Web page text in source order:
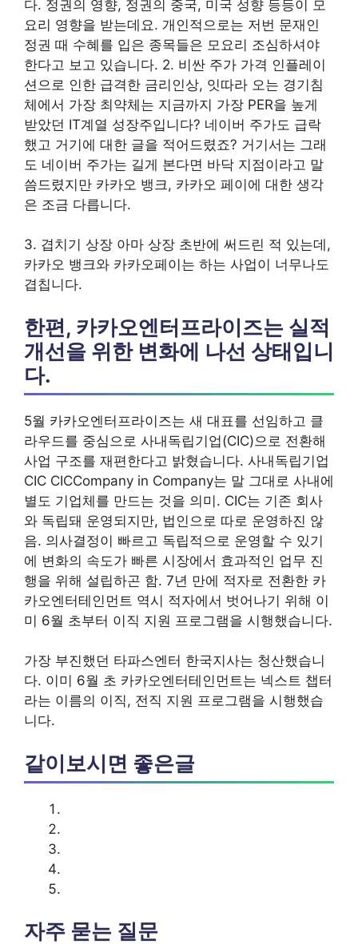
다. 정권의 영향, 정권의 중국, 미국 성향 등등이 모
요리 영향을 받는데요. 개인적으로는 저번 문재인
정권 때 수혜를 입은 종목들은 모요리 조심하셔야
한다고 보고 있습니다. 2. 비싼 주가 가격 인플레이
션으로 인한 급격한 금리인상, 잇따라 오는 경기침
체에서 가장 최약체는 지금까지 가장 PER을 높게
받았던 IT계열 성장주입니다? 네이버 주가도 급락
했고 거기에 대한 글을 적어드렸죠? 거기서는 그래
도 네이버 주가는 길게 본다면 바닥 지점이라고 말
씀드렸지만 카카오 뱅크, 카카오 페이에 대한 생각
은 조금 다릅니다.
3. 겹치기 상장 아마 상장 초반에 써드린 적 있는데,
카카오 뱅크와 카카오페이는 하는 사업이 너무나도
겹칩니다.
한편, 카카오엔터프라이즈는 실적
개선을 위한 변화에 나선 상태입니
다.
5월 카카오엔터프라이즈는 새 대표를 선임하고 클
라우드를 중심으로 사내독립기업(CIC)으로 전환해
사업 구조를 재편한다고 밝혔습니다. 사내독립기업
CIC CICCompany in Company는 말 그대로 사내에
별도 기업체를 만드는 것을 의미. CIC는 기존 회사
와 독립돼 운영되지만, 법인으로 따로 운영하진 않
음. 의사결정이 빠르고 독립적으로 운영할 수 있기
에 변화의 속도가 빠른 시장에서 효과적인 업무 진
행을 위해 설립하곤 함. 7년 만에 적자로 전환한 카
카오엔터테인먼트 역시 적자에서 벗어나기 위해 이
미 6월 초부터 이직 지원 프로그램을 시행했습니다.
가장 부진했던 타파스엔터 한국지사는 청산했습니
다. 이미 6월 초 카카오엔터테인먼트는 넥스트 챕터
라는 이름의 이직, 전직 지원 프로그램을 시행했습
니다.
같이보시면 좋은글
자주 묻는 질문